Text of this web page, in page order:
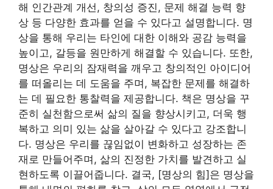
해 인간관계 개선, 창의성 증진, 문제 해결 능력 향
상 등 다양한 효과를 얻을 수 있다고 설명합니다. 명
상을 통해 우리는 타인에 대한 이해와 공감 능력을
높이고, 갈등을 원만하게 해결할 수 있습니다. 또한,
명상은 우리의 잠재력을 깨우고 창의적인 아이디어
를 떠올리는 데 도움을 주며, 복잡한 문제를 해결하
는 데 필요한 통찰력을 제공합니다. 책은 명상을 꾸
준히 실천함으로써 삶의 질을 향상시키고, 더욱 행
복하고 의미 있는 삶을 살아갈 수 있다고 강조합니
다. 명상은 우리를 끊임없이 변화하고 성장하는 존
재로 만들어주며, 삶의 진정한 가치를 발견하고 실
현하도록 이끌어줍니다. 결국, [명상의 힘]은 명상을